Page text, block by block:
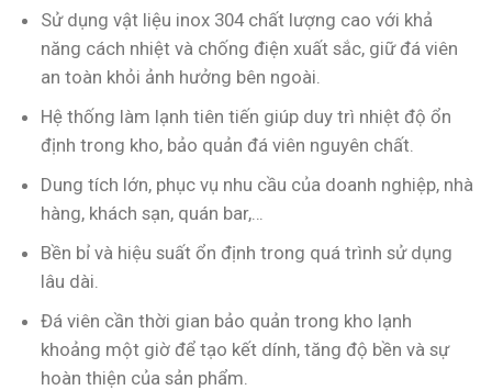
Sử dụng vật liệu inox 304 chất lượng cao với khả
năng cách nhiệt và chống điện xuất sắc, giữ đá viên
an toàn khỏi ảnh hưởng bên ngoài.
Hệ thống làm lạnh tiên tiến giúp duy trì nhiệt độ ổn
định trong kho, bảo quản đá viên nguyên chất.
Dung tích lớn, phục vụ nhu cầu của doanh nghiệp, nhà
hàng, khách sạn, quán bar,…
Bền bỉ và hiệu suất ổn định trong quá trình sử dụng
lâu dài.
Đá viên cần thời gian bảo quản trong kho lạnh
khoảng một giờ để tạo kết dính, tăng độ bền và sự
hoàn thiện của sản phẩm.